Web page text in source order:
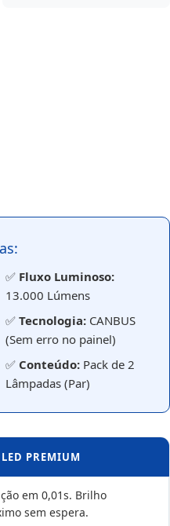
✅ Fluxo Luminoso:
13.000 Lúmens
✅ Tecnologia: CANBUS
(Sem erro no painel)
✅ Conteúdo: Pack de 2
Lâmpadas (Par)
PREMIUM
em 0,01s. Brilho
sem espera.